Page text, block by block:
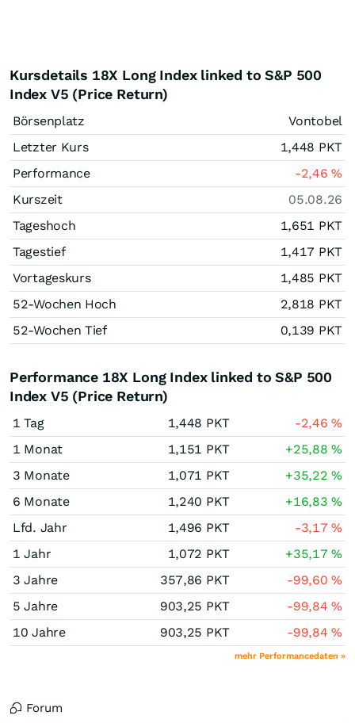
Kursdetails 18X Long Index linked to S&P 500
Index V5 (Price Return)
Börsenplatz
Vontobel
Letzter Kurs
1,448 PKT
Performance
-2,46%
Kurszeit
05.08.26
Tageshoch
1,651 PKT
Tagestief
1,417 PKT
Vortageskurs
1,485 PKT
52-Wochen Hoch
2,818 PKT
52-Wochen Tief
0,139 PKT
Performance 18X Long Index linked to S&P 500
Index V5 (Price Return)
1 Tag 1,448 PKT -2,46%
1 Monat
1,151 PKT +25,88%
3 Monate
1,071 PKT +35,22%
6 Monate
1,240 PKT +16,83%
Lfd. Jahr
1,496 PKT -3,17%
1 Jahr
1,072 PKT +35,17%
3 Jahre
357,86 PKT -99,60%
5 Jahre
903,25 PKT -99,84%
10 Jahre
903,25 PKT -99,84%
mehr Performancedaten »
Forum